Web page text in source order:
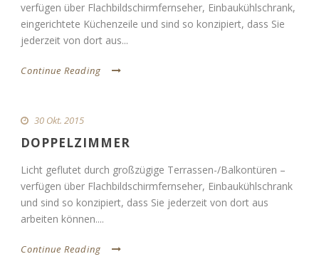
verfügen über Flachbildschirmfernseher, Einbaukühlschrank,
eingerichtete Küchenzeile und sind so konzipiert, dass Sie
jederzeit von dort aus...
Continue Reading
30 Okt. 2015
DOPPELZIMMER
Licht geflutet durch großzügige Terrassen-/Balkontüren –
verfügen über Flachbildschirmfernseher, Einbaukühlschrank
und sind so konzipiert, dass Sie jederzeit von dort aus
arbeiten können....
Continue Reading